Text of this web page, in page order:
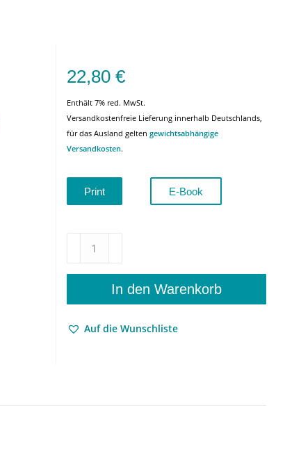
22,80 €
Enthält 7% red. MwSt.
Versandkostenfreie Lieferung innerhalb Deutschlands,
für das Ausland gelten gewichtsabhängige
Versandkosten.
Print E-Book
Projekt
Philosophie
aus
Sicht
In den Warenkorb
Auf die Wunschliste